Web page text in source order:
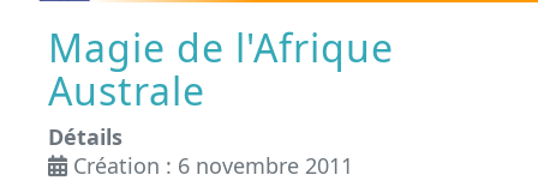
Magie de l'Afrique
Australe
Détails
Création : 6 novembre 2011